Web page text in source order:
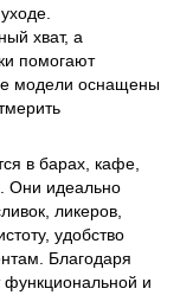
хват, а
помогают
модели оснащены
в барах, кафе,
Они идеально
ликеров,
удобство
Благодаря
функциональной и